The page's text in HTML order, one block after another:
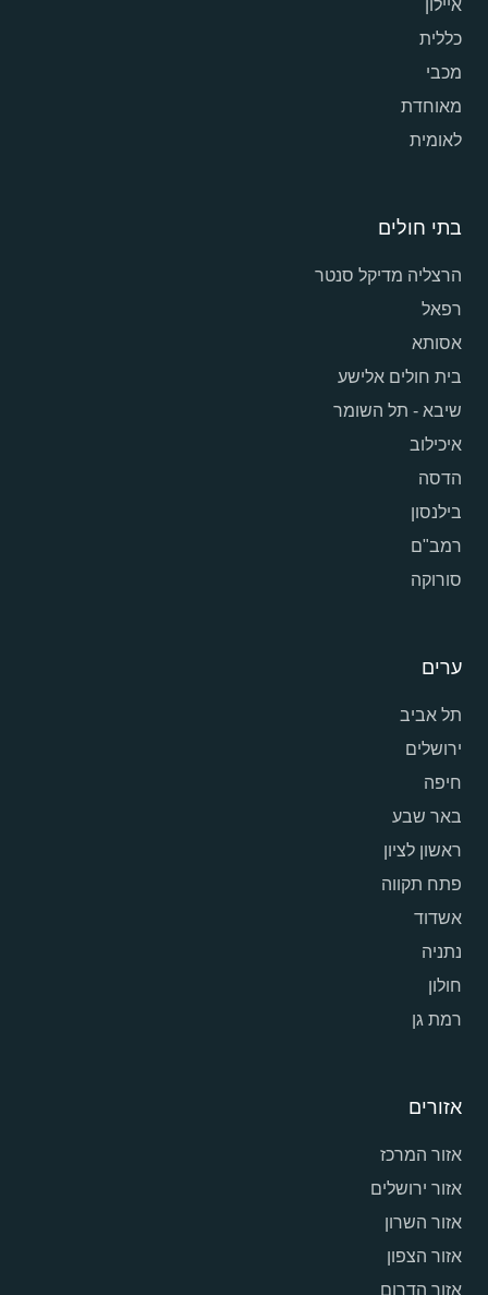
איילון
כללית
מכבי
מאוחדת
לאומית
בתי חולים
הרצליה מדיקל סנטר
רפאל
אסותא
בית חולים אלישע
שיבא - תל השומר
איכילוב
הדסה
בילנסון
רמב"ם
סורוקה
ערים
תל אביב
ירושלים
חיפה
באר שבע
ראשון לציון
פתח תקווה
אשדוד
נתניה
חולון
רמת גן
אזורים
אזור המרכז
אזור ירושלים
אזור השרון
אזור הצפון
אזור הדרום